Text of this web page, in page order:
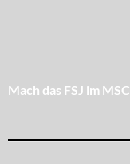
Mach das FSJ im MSC